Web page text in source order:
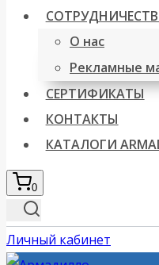
О нас
Рекламные
СЕРТИФИКАТЫ
КОНТАКТЫ
КАТАЛОГИ
0
Личный кабинет